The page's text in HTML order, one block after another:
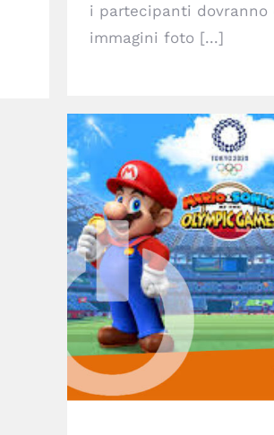
i partecipanti dovranno
immagini foto [...]
Olympic